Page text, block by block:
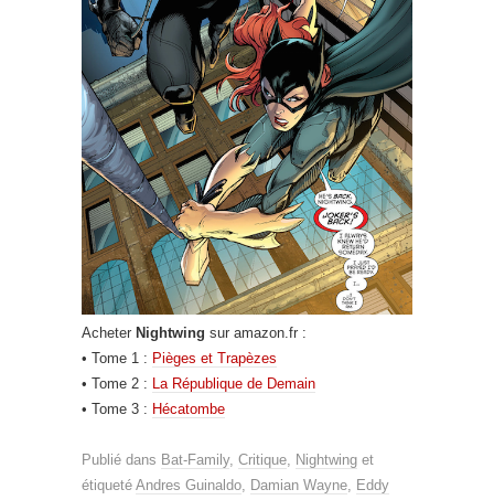
Acheter Nightwing sur amazon.fr :
• Tome 1 : Pièges et Trapèzes
• Tome 2 :
La République de Demain
• Tome 3 : Hécatombe
Publié dans Bat-Family, Critique Nightwing et
étiqueté Andres Guinaldo Damian Wayne
Eddy